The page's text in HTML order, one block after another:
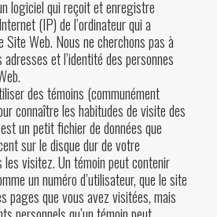
logiciel qui reçoit et enregistre
(IP) de l’ordinateur qui a
Site Web. Nous ne cherchons pas à
et l’identité des personnes
des témoins (communément
connaître les habitudes de visite des
un petit fichier de données que
sur le disque dur de votre
les visitez. Un témoin peut contenir
un numéro d’utilisateur, que le site
pages que vous avez visitées, mais